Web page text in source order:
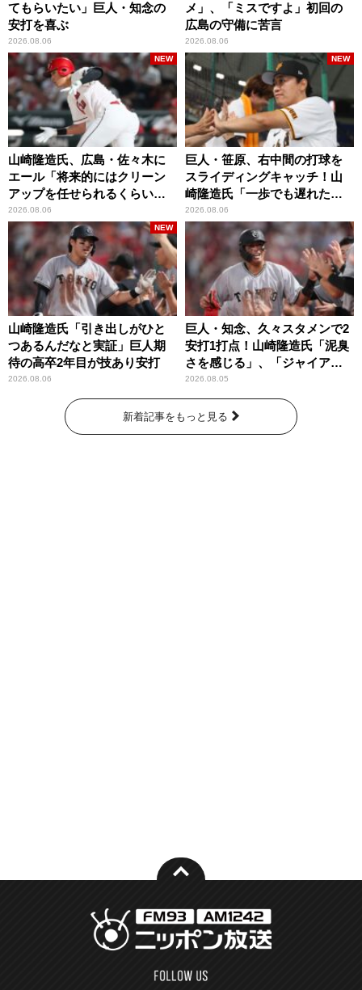
てもらいたい」巨人・知念の
安打を喜ぶ
2026.08.06
メ」、「ミスですよ」初回の
広島の守備に苦言
2026.08.06
山崎隆造氏、広島・佐々木に
エール「将来的にはクリーン
アップを任せられるくらいま
では成長して」
2026.08.06
NEW
巨人・笹原、右中間の打球を
スライディングキャッチ！山
崎隆造氏「一歩でも遅れた
ら…」
2026.08.06
NEW
山崎隆造氏「引き出しがひと
つあるんだなと実証」巨人期
待の高卒2年目が技あり安打
2026.08.06
NEW
巨人・知念、久々スタメンで2
安打1打点！山崎隆造氏「泥臭
さを感じる」、「ジャイアン
ツには少ないタイプ」
2026.08.05
新着記事をもっと見る